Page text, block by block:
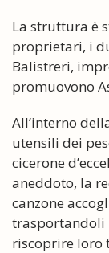
La struttura è
proprietari, i
Balistreri,
promuovono
All’interno
utensili dei
cicerone
aneddoto, la
canzone
trasportandoli
riscoprire loro